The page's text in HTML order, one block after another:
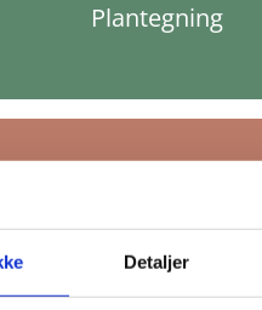
Detaljer
Plantegning
Tilmeld dig FB